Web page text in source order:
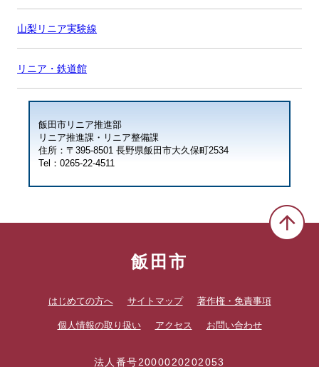
山梨リニア実験線
リニア・鉄道館
飯田市リニア推進部
リニア推進課・リニア整備課
住所：〒395-8501 長野県飯田市大久保町2534
Tel：0265-22-4511
飯田市
はじめての方へ サイトマップ 著作権・免責事項
個人情報の取り扱い アクセス お問い合わせ
法人番号2000020202053